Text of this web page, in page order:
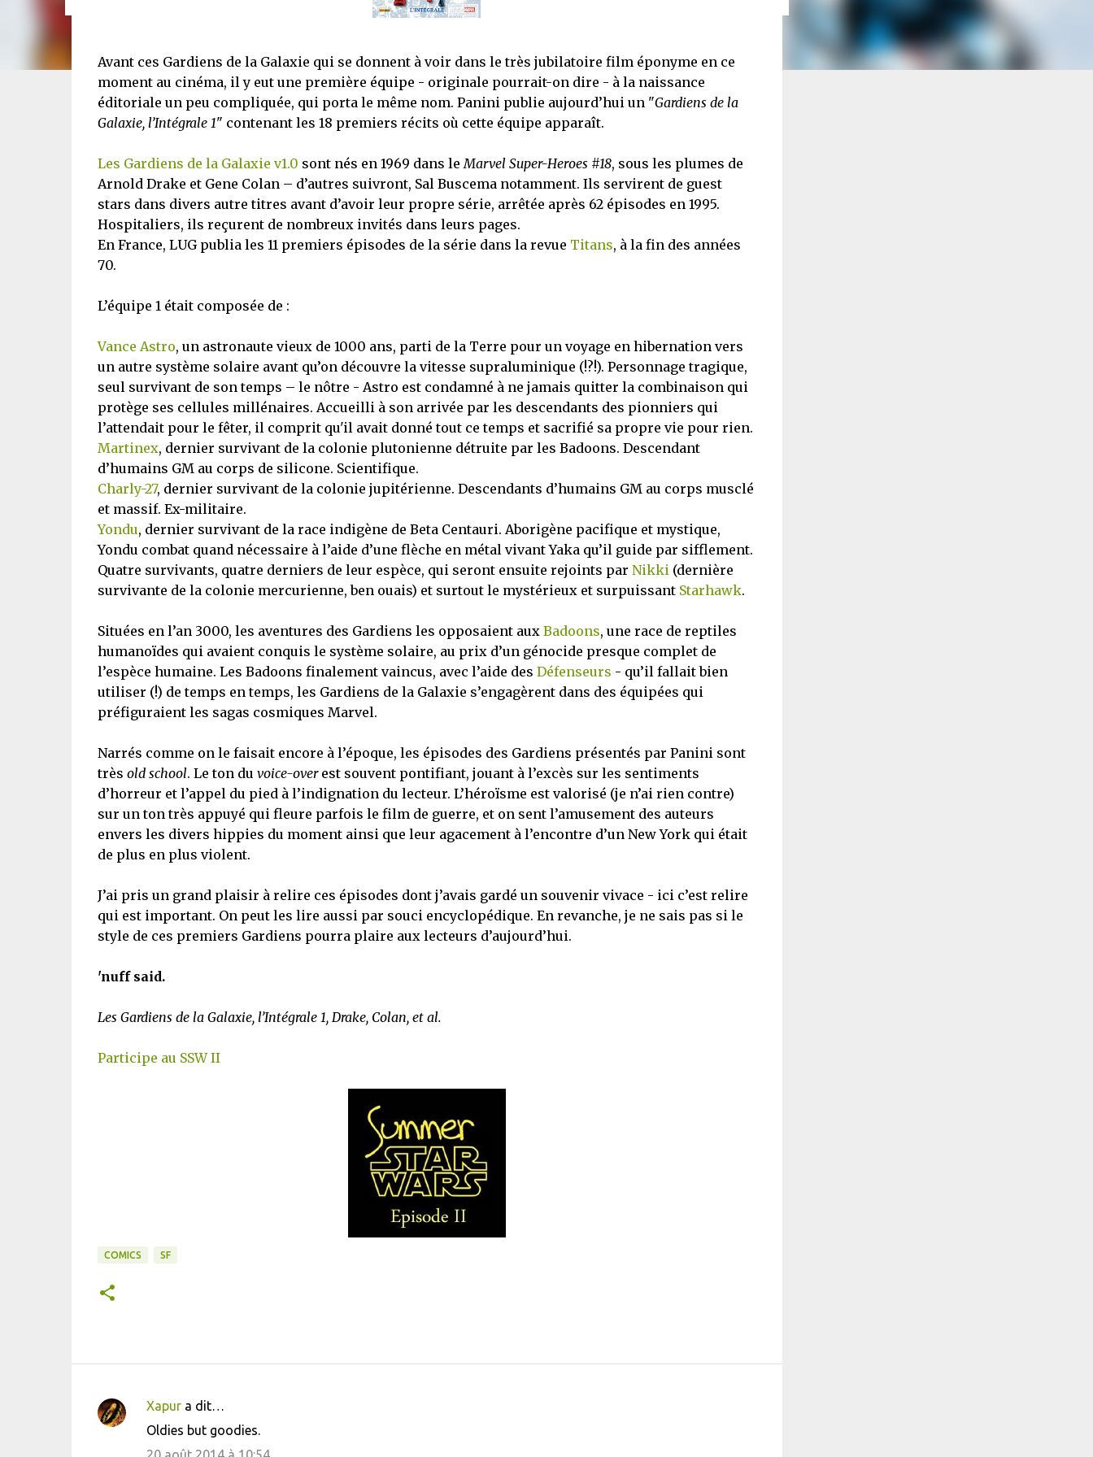
Avant ces Gardiens de la Galaxie qui se donnent à voir dans le très jubilatoire film éponyme en ce
moment au cinéma, il y eut une première équipe - originale pourrait-on dire - à la naissance
éditoriale un peu compliquée, qui porta le même nom. Panini publie aujourd’hui un "Gardiens de la
Galaxie, l’Intégrale 1" contenant les 18 premiers récits où cette équipe apparaît.
Les Gardiens de la Galaxie v1.0 sont nés en 1969 dans leMarvel Super-Heroes #18, sous les plumes de
Arnold Drake et Gene Colan – d’autres suivront, Sal Buscema notamment. Ils servirent de guest
stars dans divers autre titres avant d’avoir leur propre série, arrêtée après 62 épisodes en 1995.
Hospitaliers, ils reçurent de nombreux invités dans leurs pages.
En France, LUG publia les 11 premiers épisodes de la série dans la revue Titans, à la fin des années
70.
L’équipe 1 était composée de :
Vance Astro, un astronaute vieux de 1000 ans, parti de la Terre pour un voyage en hibernation vers
un autre système solaire avant qu’on découvre la vitesse supraluminique (!?!). Personnage tragique,
seul survivant de son temps – le nôtre - Astro est condamné à ne jamais quitter la combinaison qui
protège ses cellules millénaires. Accueilli à son arrivée par les descendants des pionniers qui
l’attendait pour le fêter, il comprit qu'il avait donné tout ce temps et sacrifié sa propre vie pour rien.
Martinex, dernier survivant de la colonie plutonienne détruite par les Badoons. Descendant
d’humains GM au corps de silicone. Scientifique.
Charly-27, dernier survivant de la colonie jupitérienne. Descendants d’humains GM au corps musclé
et massif. Ex-militaire.
Yondu, dernier survivant de la race indigène de Beta Centauri. Aborigène pacifique et mystique,
Yondu combat quand nécessaire à l’aide d’une flèche en métal vivant Yaka qu’il guide par sifflement.
Quatre survivants, quatre derniers de leur espèce, qui seront ensuite rejoints par Nikki(dernière
survivante de la colonie mercurienne, ben ouais) et surtout le mystérieux et surpuissant Starhawk.
Situées en l’an 3000, les aventures des Gardiens les opposaient aux Badoons, une race de reptiles
humanoïdes qui avaient conquis le système solaire, au prix d’un génocide presque complet de
l’espèce humaine. Les Badoons finalement vaincus, avec l’aide des Défenseurs - qu’il fallait bien
utiliser (!) de temps en temps, les Gardiens de la Galaxie s’engagèrent dans des équipées qui
préfiguraient les sagas cosmiques Marvel.
Narrés comme on le faisait encore à l’époque, les épisodes des Gardiens présentés par Panini sont
très old school. Le ton du voice-overest souvent pontifiant, jouant à l’excès sur les sentiments
d’horreur et l’appel du pied à l’indignation du lecteur. L’héroïsme est valorisé (je n’ai rien contre)
sur un ton très appuyé qui fleure parfois le film de guerre, et on sent l’amusement des auteurs
envers les divers hippies du moment ainsi que leur agacement à l’encontre d’un New York qui était
de plus en plus violent.
J’ai pris un grand plaisir à relire ces épisodes dont j’avais gardé un souvenir vivace - ici c’est relire
qui est important. On peut les lire aussi par souci encyclopédique. En revanche, je ne sais pas si le
style de ces premiers Gardiens pourra plaire aux lecteurs d’aujourd’hui.
'nuff said.
Les Gardiens de la Galaxie, l’Intégrale 1, Drake, Colan, et al.
Participe au SSW II
COMICS SF
C
Xapura dit…
Oldies but goodies.